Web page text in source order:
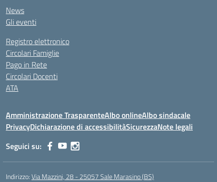
News
Gli eventi
Registro elettronico
Circolari Famiglie
Pago in Rete
Circolari Docenti
ATA
Amministrazione TrasparenteAlbo onlineAlbo sindacale
PrivacyDichiarazione di accessibilitàSicurezzaNote legali
Seguici su:
Indirizzo:Via Mazzini, 28 - 25057 Sale Marasino (BS)